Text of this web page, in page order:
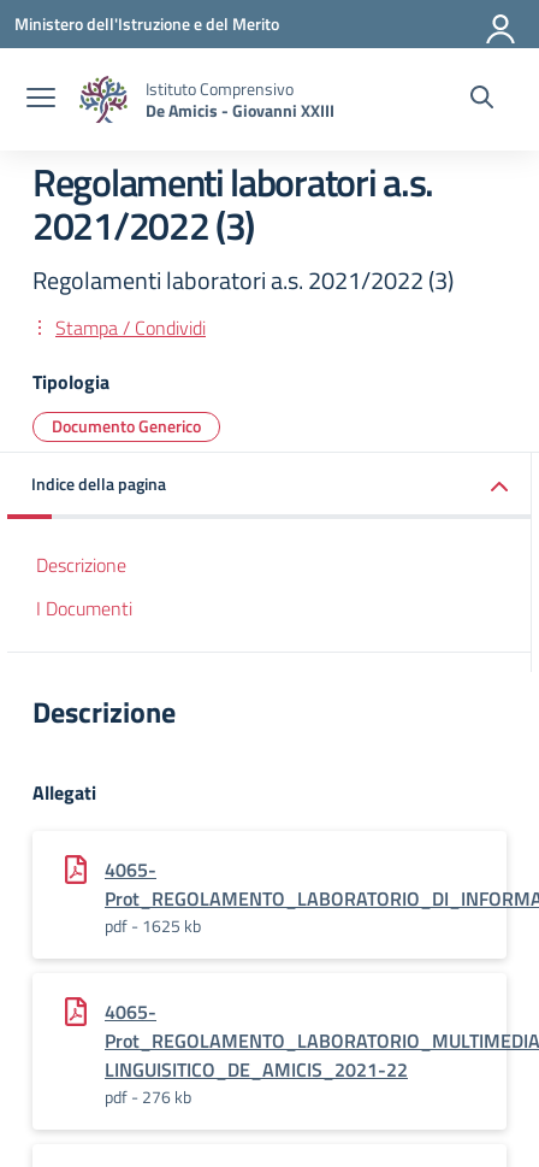
Vai ai contenuti
Vai al menu di navigazione
Vai al footer
Ministero dell'Istruzione e del Merito
Istituto Comprensivo
De Amicis - Giovanni XXIII
Regolamenti laboratori a.s.
2021/2022 (3)
Regolamenti laboratori a.s. 2021/2022 (3)
Stampa / Condividi
Tipologia
Documento Generico
Indice della pagina
Descrizione
I Documenti
Descrizione
Allegati
4065-
pdf - 1625 kb
4065-
LINGUISITICO_DE_AMICIS_2021-22
pdf - 276 kb